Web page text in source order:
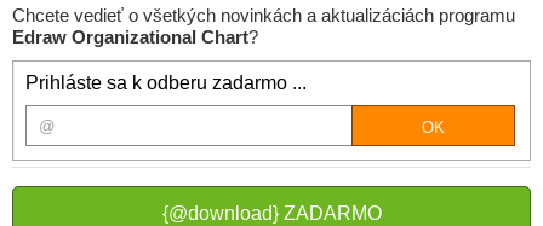
Chcete vedieť o všetkých novinkách a aktualizáciách programu
Edraw Organizational Chart?
Prihláste sa k odberu zadarmo ...
{@download} ZADARMO